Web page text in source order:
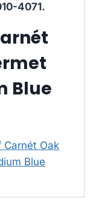
4071.
Blue
Carnét Oak
Blue